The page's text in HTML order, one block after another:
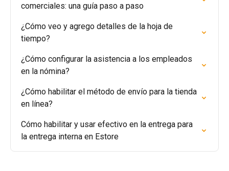
comerciales: una guía paso a paso
¿Cómo veo y agrego detalles de la hoja de
tiempo?
¿Cómo configurar la asistencia a los empleados
en la nómina?
¿Cómo habilitar el método de envío para la tienda
en línea?
Cómo habilitar y usar efectivo en la entrega para
la entrega interna en Estore